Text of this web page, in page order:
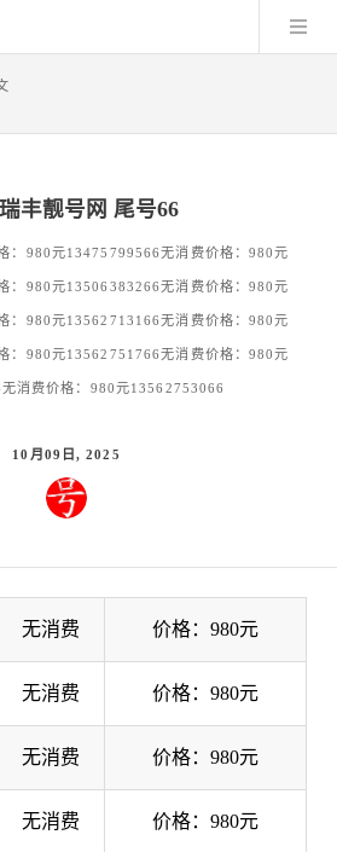
丰靓号网 尾号66
：980元13475799566无消费价格：980元
：980元13506383266无消费价格：980元
：980元13562713166无消费价格：980元
：980元13562751766无消费价格：980元
消费价格：980元13562753066
10月09日, 2025
无消费 价格：980元
无消费 价格：980元
无消费 价格：980元
无消费 价格：980元